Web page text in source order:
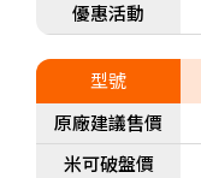
優惠活動
型號
原廠建議售價
米可破盤價